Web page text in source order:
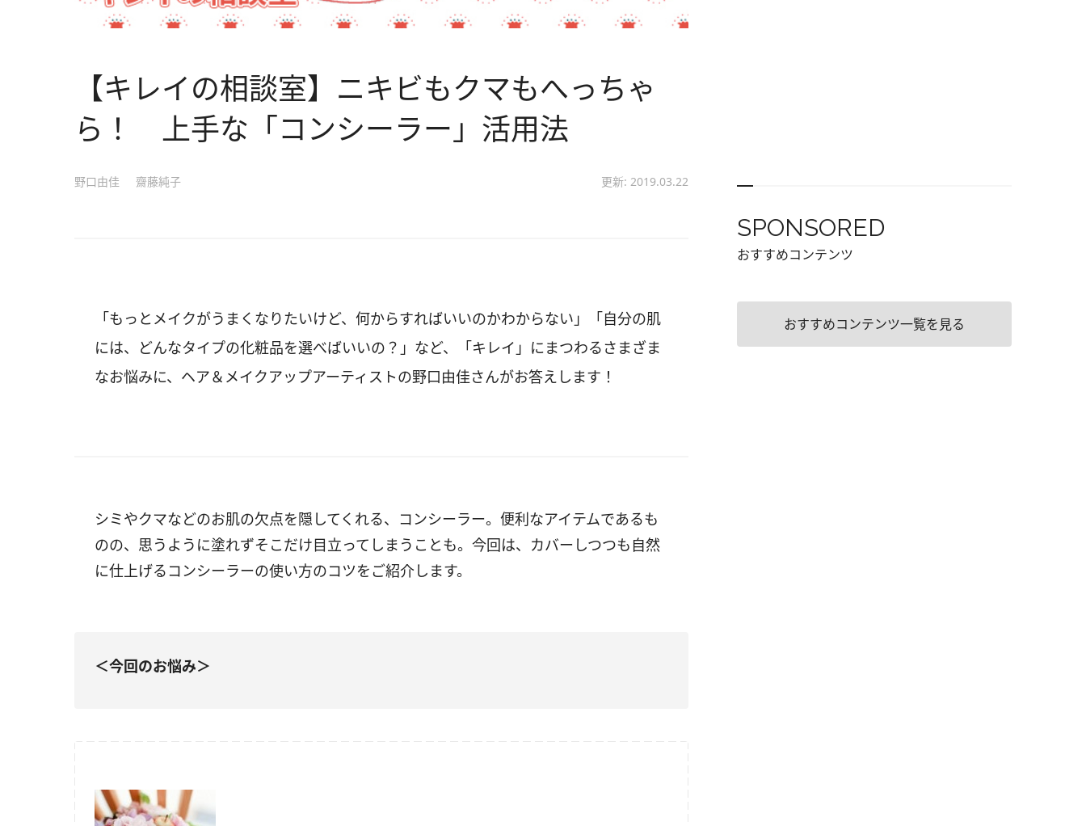
【キレイの相談室】ニキビもクマもへっちゃ
ら！ 上手な「コンシーラー」活用法
野口由佳 齋藤純子 更新: 2019.03.22
「もっとメイクがうまくなりたいけど、何からすればいいのかわからない」「自分の肌
には、どんなタイプの化粧品を選べばいいの？」など、「キレイ」にまつわるさまざま
なお悩みに、ヘア＆メイクアップアーティストの野口由佳さんがお答えします！
シミやクマなどのお肌の欠点を隠してくれる、コンシーラー。便利なアイテムであるも
のの、思うように塗れずそこだけ目立ってしまうことも。今回は、カバーしつつも自然
に仕上げるコンシーラーの使い方のコツをご紹介します。
＜今回のお悩み＞
SPONSORED
おすすめコンテンツ
おすすめコンテンツ一覧を見る